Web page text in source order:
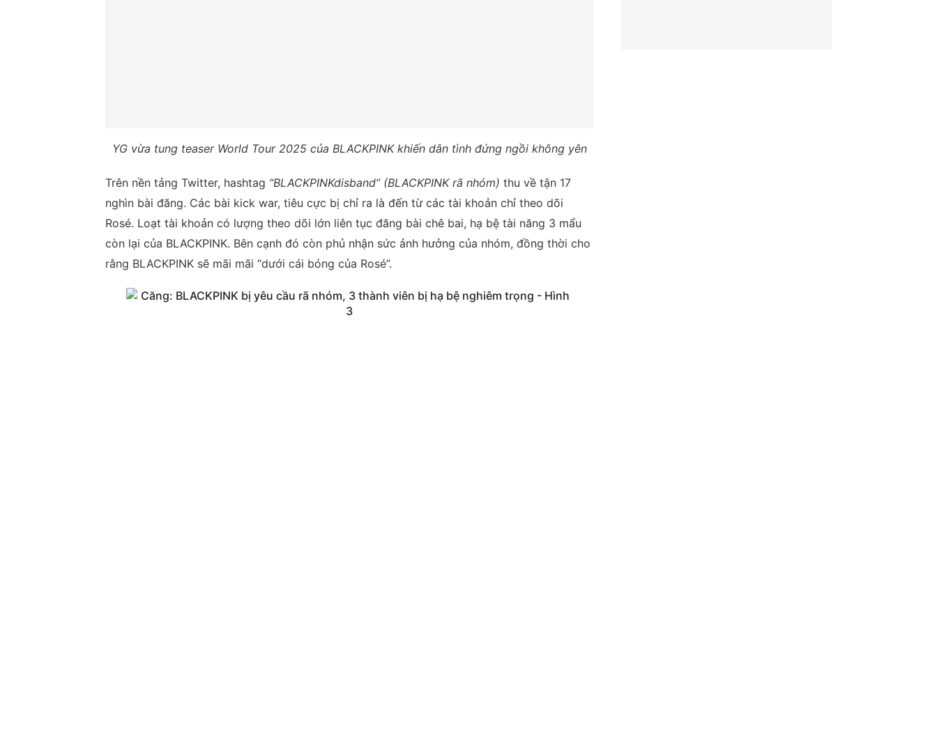
YG vừa tung teaser World Tour 2025 của BLACKPINK khiến dân tình đứng ngồi không yên
Trên nền tảng Twitter, hashtag “BLACKPINKdisband” (BLACKPINK rã nhóm) thu về tận 17
nghìn bài đăng. Các bài kick war, tiêu cực bị chỉ ra là đến từ các tài khoản chỉ theo dõi
Rosé. Loạt tài khoản có lượng theo dõi lớn liên tục đăng bài chê bai, hạ bệ tài năng 3 mẩu
còn lại của BLACKPINK. Bên cạnh đó còn phủ nhận sức ảnh hưởng của nhóm, đồng thời cho
rằng BLACKPINK sẽ mãi mãi “dưới cái bóng của Rosé”.